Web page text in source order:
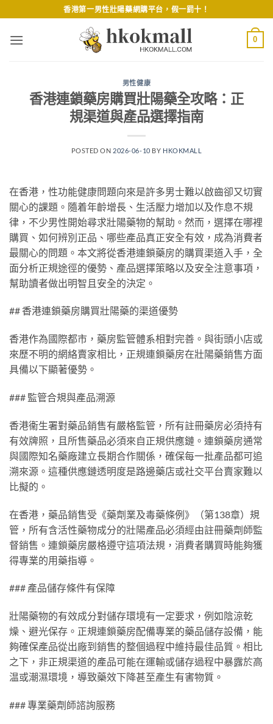
to
content
香港第一男性壯陽藥網購平台，假一罰十！
0
男性健康
香港連鎖藥房購買壯陽藥全攻略：正
規渠道與產品選擇指南
POSTED ON 2026-06-10 BY HKOKMALL
在香港，性功能健康問題向來是許多男士難以啟齒卻又切實
關心的課題。隨着年齡增長、生活壓力增加以及作息不規
律，不少男性開始尋求壯陽藥物的幫助。然而，選擇在哪裡
購買、如何辨別正品、哪些產品真正安全有效，成為消費者
最關心的問題。本文將從香港連鎖藥房的購買渠道入手，全
面分析正規途徑的優勢、產品選擇策略以及安全注意事項，
幫助讀者做出明智且安全的決定。
## 香港連鎖藥房購買壯陽藥的渠道優勢
香港作為國際都市，藥房監管體系相對完善。與街頭小店或
來歷不明的網絡賣家相比，正規連鎖藥房在壯陽藥銷售方面
具備以下顯著優勢。
### 監管合規與產品溯源
香港衞生署對藥品銷售有嚴格監管，所有註冊藥房必須持有
有效牌照，且所售藥品必須來自正規供應鏈。連鎖藥房通常
與國際知名藥廠建立長期合作關係，確保每一批產品都可追
溯來源。這種供應鏈透明度是路邊藥店或社交平台賣家難以
比擬的。
在香港，藥品銷售受《藥劑業及毒藥條例》（第138章）規
管，所有含活性藥物成分的壯陽產品必須經由註冊藥劑師監
督銷售。連鎖藥房嚴格遵守這項法規，消費者購買時能夠獲
得專業的用藥指導。
### 產品儲存條件有保障
壯陽藥物的有效成分對儲存環境有一定要求，例如陰涼乾
燥、避光保存。正規連鎖藥房配備專業的藥品儲存設備，能
夠確保產品從出廠到銷售的整個過程中維持最佳品質。相比
之下，非正規渠道的產品可能在運輸或儲存過程中暴露於高
温或潮濕環境，導致藥效下降甚至產生有害物質。
### 專業藥劑師諮詢服務